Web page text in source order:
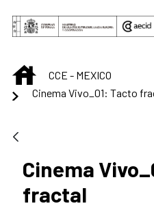
Skip to Main Content
INICIOCCE - MEXICO
Cinema Vivo_01: Tacto
Cinema
fractal